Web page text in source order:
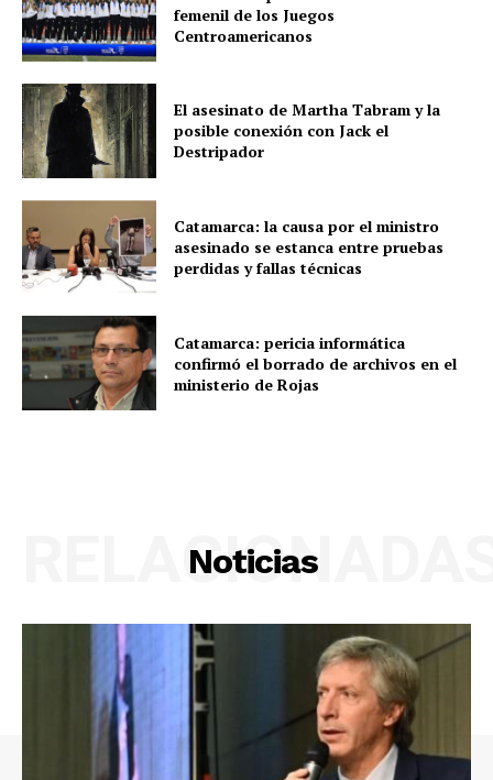
femenil de los Juegos
Centroamericanos
El asesinato de Martha Tabram y la
posible conexión con Jack el
Destripador
Catamarca: la causa por el ministro
asesinado se estanca entre pruebas
perdidas y fallas técnicas
Catamarca: pericia informática
confirmó el borrado de archivos en el
ministerio de Rojas
Noticias